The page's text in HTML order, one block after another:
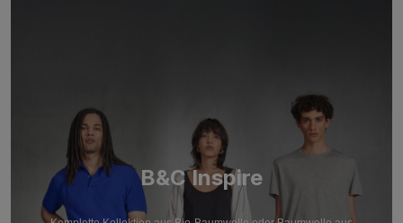
B&C Inspire